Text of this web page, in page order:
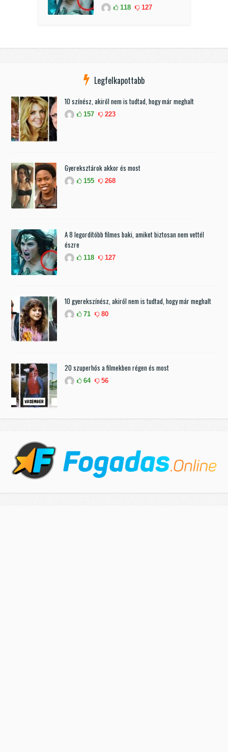
118 127
Legfelkapottabb
10 színész, akiről nem is tudtad, hogy már meghalt
157 223
Gyereksztárok akkor és most
155 268
A 8 legordítóbb filmes baki, amiket biztosan nem vettél
észre
118 127
10 gyerekszínész, akiről nem is tudtad, hogy már meghalt
71 80
20 szuperhős a filmekben régen és most
64 56